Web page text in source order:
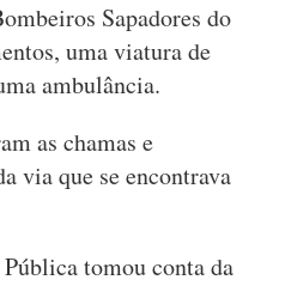
Sapadores do
uma viatura de
ambulância.
as chamas e
via que se encontrava
tomou conta da